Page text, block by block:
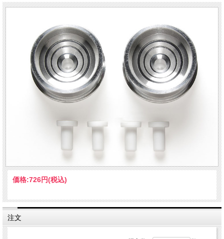
価格:726円(税込)
注文